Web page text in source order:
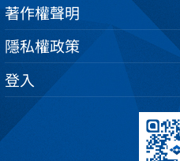
著作權聲明
隱私權政策
登入